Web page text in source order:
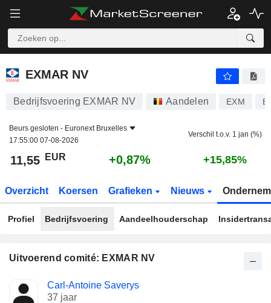
EXMAR NV
EXMAR NV
Bedrijfsvoering EXMAR NV Aandelen EXM
Beurs gesloten - Euronext Bruxelles
17:55:00 07-08-2026
Verschil t.o.v. 1 jan (%)
11,55 EUR +0,87% +15,85%
Overzicht Koersen Grafieken Nieuws
Profiel Bedrijfsvoering Aandeelhouderschap
Uitvoerend comité: EXMAR NV
Bedrijfsleider
Beklede
functies
Carl-Antoine Saverys
37 jaar